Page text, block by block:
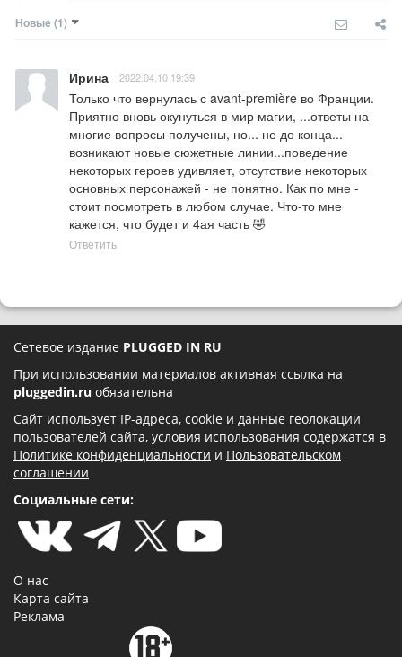
Новые (1)
Ирина 2022.04.10 19:39
Только что вернулась с avant-première во Франции.
Приятно вновь окунуться в мир магии, ...ответы на
многие вопросы получены, но... не до конца...
возникают новые сюжетные линии...поведение
некоторых героев удивляет, отсутствие некоторых
основных персонажей - не понятно. Как по мне -
стоит посмотреть в любом случае. Что-то мне
кажется, что будет и 4ая часть 🤣
Ответить
Сетевое издание PLUGGED IN RU
При использовании материалов активная ссылка на
pluggedin.ru обязательна
Сайт использует IP-адреса, cookie и данные геолокации
пользователей сайта, условия использования содержатся в
Политике конфиденциальности и Пользовательском
соглашении
Социальные сети:
О нас
Карта сайта
Реклама